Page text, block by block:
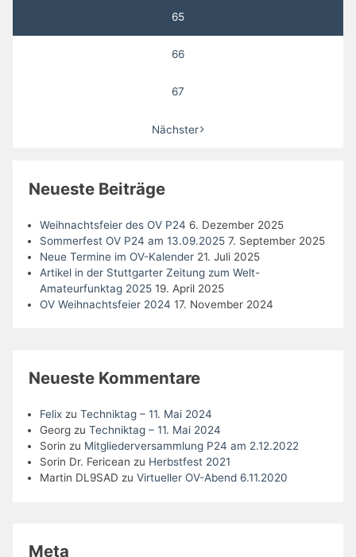
65
66
67
Nächster
Neueste Beiträge
Weihnachtsfeier des OV P24 6. Dezember 2025
Sommerfest OV P24 am 13.09.2025 7. September 2025
Neue Termine im OV-Kalender 21. Juli 2025
Artikel in der Stuttgarter Zeitung zum Welt-
Amateurfunktag 2025 19. April 2025
OV Weihnachtsfeier 2024 17. November 2024
Neueste Kommentare
Felixzu Techniktag – 11. Mai 2024
Georgzu Techniktag – 11. Mai 2024
Sorin zu Mitgliederversammlung P24 am 2.12.2022
Sorin Dr. Fericean zu Herbstfest 2021
Martin DL9SAD zu Virtueller OV-Abend 6.11.2020
Meta